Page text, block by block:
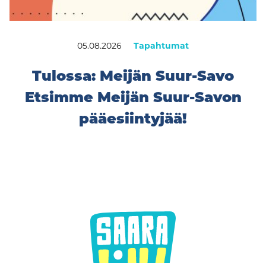
05.08.2026 Tapahtumat
Tulossa: Meijän Suur-Savo
Etsimme Meijän Suur-Savon
pääesiintyjää!